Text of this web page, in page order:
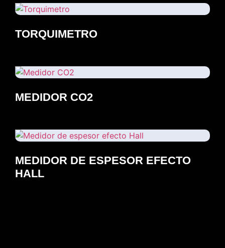
TORQUIMETRO
MEDIDOR CO2
MEDIDOR DE ESPESOR EFECTO
HALL